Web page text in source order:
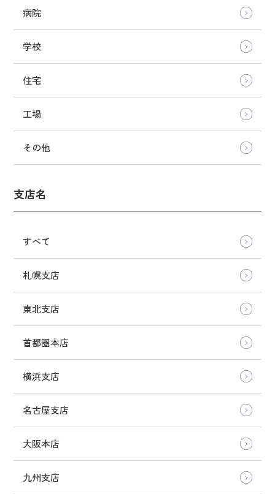
病院
学校
住宅
工場
その他
支店名
すべて
札幌支店
東北支店
首都圏本店
横浜支店
名古屋支店
大阪本店
九州支店